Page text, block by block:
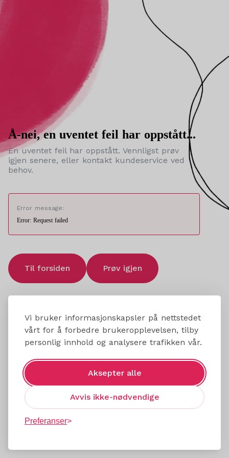
Vi bruker informasjonskapsler på nettstedet
vårt for å forbedre brukeropplevelsen, tilby
personlig innhold og analysere trafikken vår.
Aksepter alle
Avvis ikke-nødvendige
Preferanser
Å-nei, en uventet feil har oppstått...
En uventet feil har oppstått. Vennligst prøv
igjen senere, eller kontakt kundeservice ved
behov.
Error message:
Error: Request failed
Til forsiden Prøv igjen